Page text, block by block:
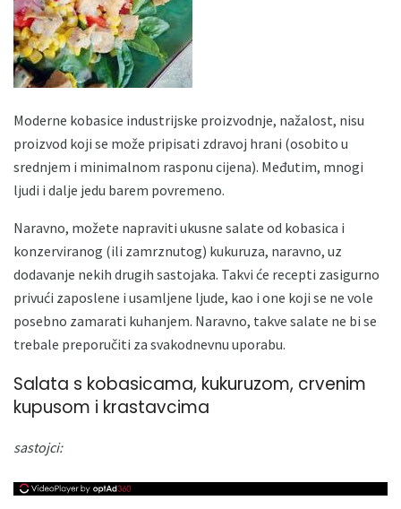
Moderne kobasice industrijske proizvodnje, nažalost, nisu
proizvod koji se može pripisati zdravoj hrani (osobito u
srednjem i minimalnom rasponu cijena). Međutim, mnogi
ljudi i dalje jedu barem povremeno.
Naravno, možete napraviti ukusne salate od kobasica i
konzerviranog (ili zamrznutog) kukuruza, naravno, uz
dodavanje nekih drugih sastojaka. Takvi će recepti zasigurno
privući zaposlene i usamljene ljude, kao i one koji se ne vole
posebno zamarati kuhanjem. Naravno, takve salate ne bi se
trebale preporučiti za svakodnevnu uporabu.
Salata s kobasicama, kukuruzom, crvenim
kupusom i krastavcima
sastojci: